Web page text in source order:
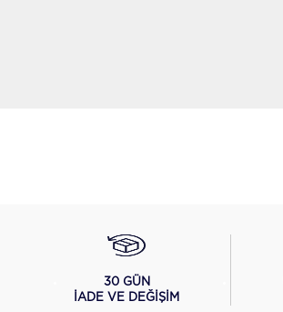
30 GÜN
İADE VE DEĞİŞİM